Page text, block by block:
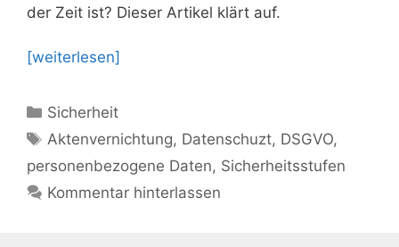
der Zeit ist? Dieser Artikel klärt auf.
[weiterlesen]
Kategorien
Sicherheit
Schlagwörter
Aktenvernichtung, Datenschuzt, DSGVO,
personenbezogene Daten, Sicherheitsstufen
Kommentar hinterlassen